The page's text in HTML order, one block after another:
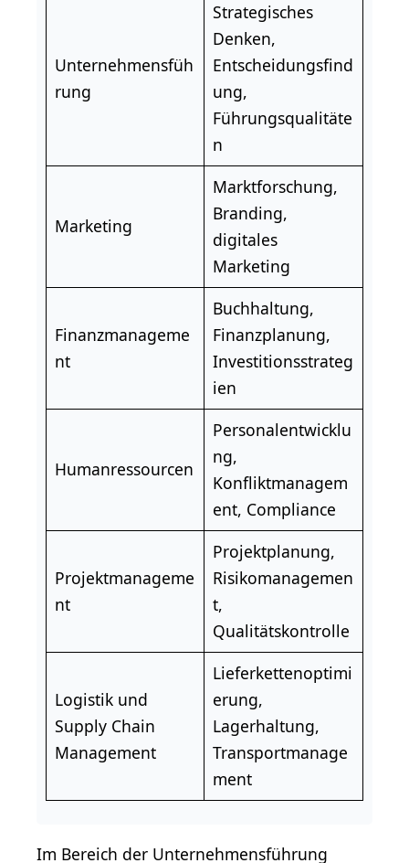
Unternehmensfüh
rung
Strategisches
Denken,
Entscheidungsfind
ung,
Führungsqualitäte
n
Marketing
Marktforschung,
Branding,
digitales
Marketing
Finanzmanageme
nt
Buchhaltung,
Finanzplanung,
Investitionsstrateg
ien
Humanressourcen
Personalentwicklu
ng,
Konfliktmanagem
ent, Compliance
Projektmanageme
nt
Projektplanung,
Risikomanagemen
t,
Qualitätskontrolle
Logistik und
Supply Chain
Management
Lieferkettenoptimi
erung,
Lagerhaltung,
Transportmanage
ment
Im Bereich der Unternehmensführung